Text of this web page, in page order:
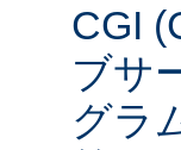
CGI
ブサ
グラ